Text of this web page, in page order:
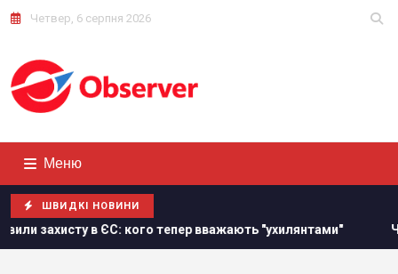
Четвер, 6 серпня 2026
Меню
ШВИДКІ НОВИНИ
кого тепер вважають "ухилянтами" Чи готова Росія до